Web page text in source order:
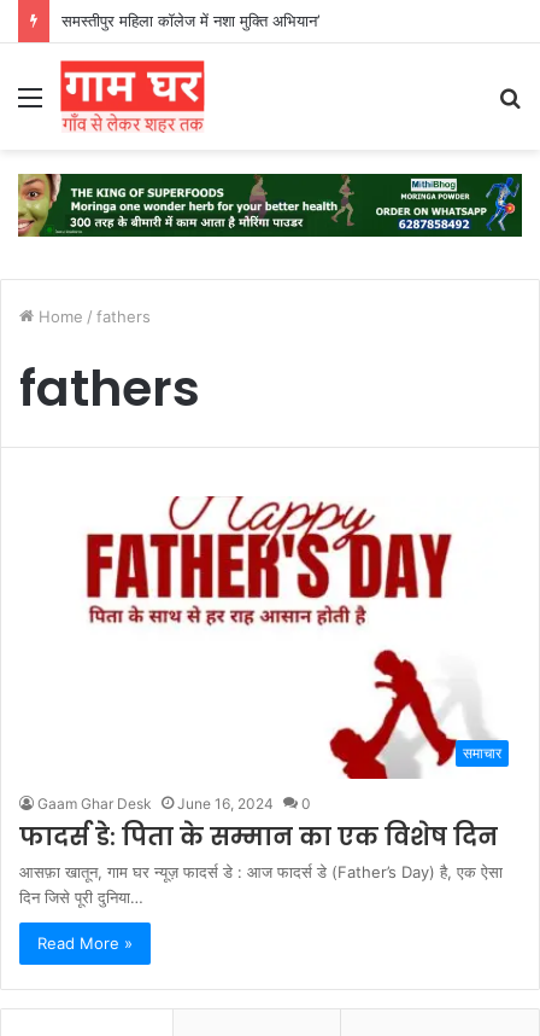
समस्तीपुर महिला कॉलेज में नशा मुक्ति अभियान’
Menu
Home / fathers
fathers
समाचार
Gaam Ghar Desk June 16, 2024 0
फादर्स डे: पिता के सम्मान का एक विशेष दिन
आसफ़ा खातून, गाम घर न्यूज़ फादर्स डे : आज फादर्स डे (Father’s Day) है, एक ऐसा
दिन जिसे पूरी दुनिया…
Read More »